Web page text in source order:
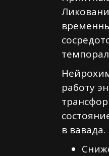
работу
в вавада.